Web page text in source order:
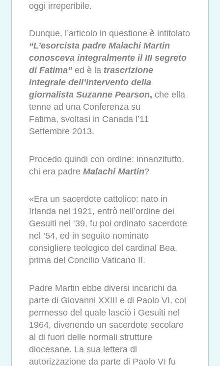
oggi irreperibile.
Dunque, l’articolo in questione è intitolato
“L’esorcista padre Malachi Martin
conosceva integralmente il III segreto
di Fatima” ed è la trascrizione
integrale dell’intervento della
giornalista Suzanne Pearson, che ella
tenne ad una Conferenza su
Fatima, svoltasi in Canada l’11
Settembre 2013.
Procedo quindi con ordine: innanzitutto,
chi era padre Malachi Martin?
«Era un sacerdote cattolico: nato in
Irlanda nel 1921, entrò nell’ordine dei
Gesuiti nel ‘39, fu poi ordinato sacerdote
nel ’54, ed in seguito nominato
consigliere teologico del cardinal Bea,
prima del Concilio Vaticano II.
Padre Martin ebbe diversi incarichi da
parte di Giovanni XXIII e di Paolo VI, col
permesso del quale lasciò i Gesuiti nel
1964, divenendo un sacerdote secolare
al di fuori delle normali strutture
diocesane. La sua lettera di
autorizzazione da parte di Paolo VI fu